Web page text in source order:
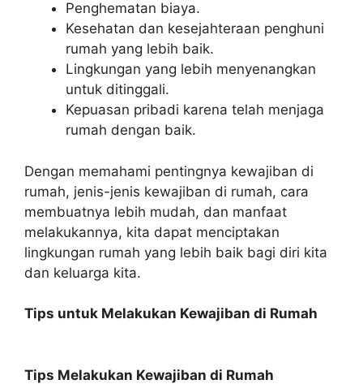
Penghematan biaya.
Kesehatan dan kesejahteraan penghuni
rumah yang lebih baik.
Lingkungan yang lebih menyenangkan
untuk ditinggali.
Kepuasan pribadi karena telah menjaga
rumah dengan baik.
Dengan memahami pentingnya kewajiban di
rumah, jenis-jenis kewajiban di rumah, cara
membuatnya lebih mudah, dan manfaat
melakukannya, kita dapat menciptakan
lingkungan rumah yang lebih baik bagi diri kita
dan keluarga kita.
Tips untuk Melakukan Kewajiban di Rumah
Tips Melakukan Kewajiban di Rumah